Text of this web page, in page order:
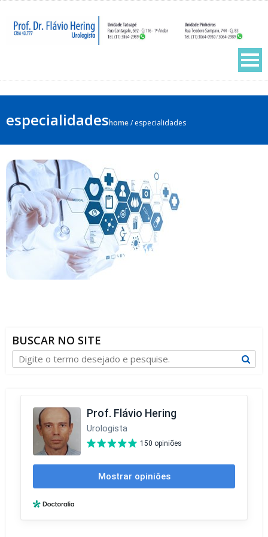
especialidadeshome/especialidades
BUSCAR NO SITE